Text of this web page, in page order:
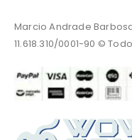
Marcio Andrade
11.618.310/0001-90 ©